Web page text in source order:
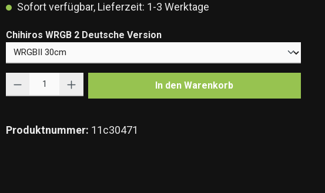
Sofort verfügbar, Lieferzeit: 1-3 Werktage
Chihiros WRGB 2 Deutsche Versionauswählen
In den Warenkorb
Produktnummer: 11c30471